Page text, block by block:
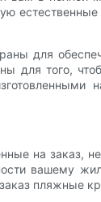
для
для того,
на заказ,
вашему
пляжные